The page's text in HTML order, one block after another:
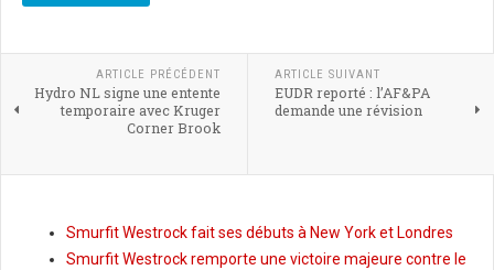
ARTICLE PRÉCÉDENT
Hydro NL signe une entente
temporaire avec Kruger
Corner Brook
ARTICLE SUIVANT
EUDR reporté : l’AF&PA
demande une révision
Smurfit Westrock fait ses débuts à New York et Londres
Smurfit Westrock remporte une victoire majeure contre le